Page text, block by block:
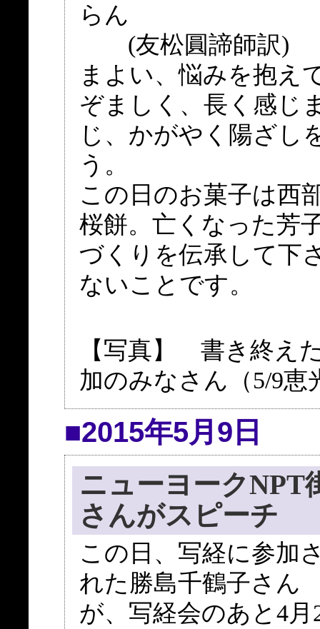
らん
(友松圓諦師訳)
まよい、悩みを抱え
ぞましく、長く感じ
じ、かがやく陽ざし
う。
この日のお菓子は西
桜餅。亡くなった芳
づくりを伝承して下
ないことです。
【写真】 書き終え
加のみなさん（5/9恵
■2015年5月9日
ニューヨークNPT
さんがスピーチ
この日、写経に参加
れた勝島千鶴子さん
が、写経会のあと4月